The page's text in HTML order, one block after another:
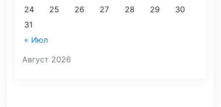
Август 2026
« Июл
24
25 26 27 28 29
30
31